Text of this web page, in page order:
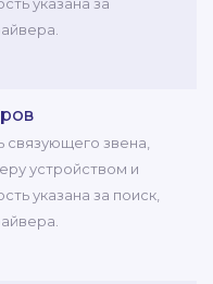
звена,
устройством и
указана за поиск,